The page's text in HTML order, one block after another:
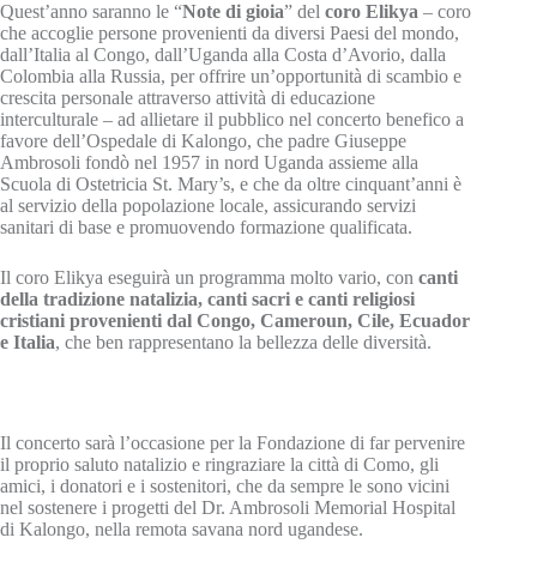
Quest’anno saranno le “Note di gioia” del coro Elikya – coro
che accoglie persone provenienti da diversi Paesi del mondo,
dall’Italia al Congo, dall’Uganda alla Costa d’Avorio, dalla
Colombia alla Russia, per offrire un’opportunità di scambio e
crescita personale attraverso attività di educazione
interculturale – ad allietare il pubblico nel concerto benefico a
favore dell’Ospedale di Kalongo, che padre Giuseppe
Ambrosoli fondò nel 1957 in nord Uganda assieme alla
Scuola di Ostetricia St. Mary’s, e che da oltre cinquant’anni è
al servizio della popolazione locale, assicurando servizi
sanitari di base e promuovendo formazione qualificata.
Il coro Elikya eseguirà un programma molto vario, con canti
della tradizione natalizia, canti sacri e canti religiosi
cristiani provenienti dal Congo, Cameroun, Cile, Ecuador
e Italia, che ben rappresentano la bellezza delle diversità.
Il concerto sarà l’occasione per la Fondazione di far pervenire
il proprio saluto natalizio e ringraziare la città di Como, gli
amici, i donatori e i sostenitori, che da sempre le sono vicini
nel sostenere i progetti del Dr. Ambrosoli Memorial Hospital
di Kalongo, nella remota savana nord ugandese.